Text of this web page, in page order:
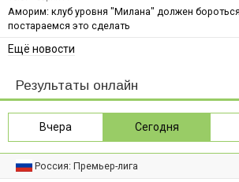
Аморим: клуб уровня "Милана" должен
постараемся это сделать
Ещё новости
Результаты онлайн
Вчера Сегодня
Россия: Премьер-лига